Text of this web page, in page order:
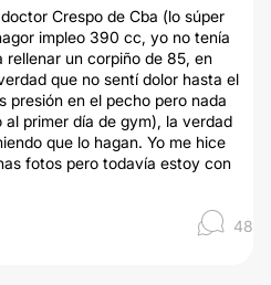
Crespo de Cba (lo súper
impleo 390 cc, yo no tenía
rellenar un corpiño de 85, en
que no sentí dolor hasta el
presión en el pecho pero nada
primer día de gym), la verdad
que lo hagan. Yo me hice
fotos pero todavía estoy con
48